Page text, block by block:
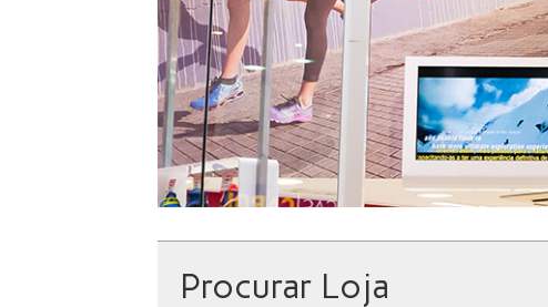
Procurar Loja